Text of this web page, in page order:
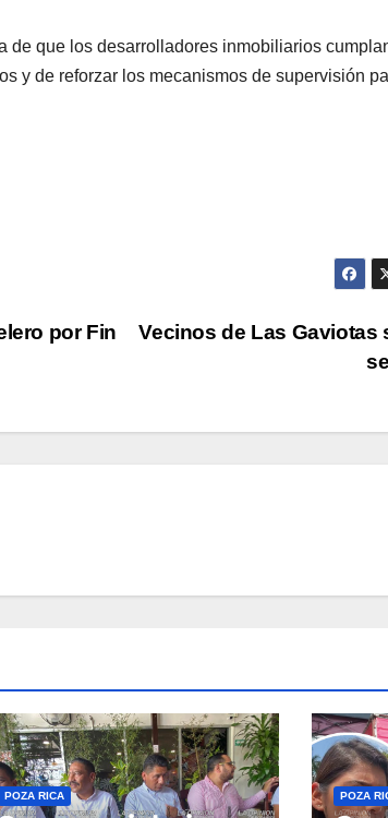
de que los desarrolladores inmobiliarios
y de reforzar los mecanismos de supervisión
Vecinos de Las Gaviotas
por Fin
POZA RICA POZA